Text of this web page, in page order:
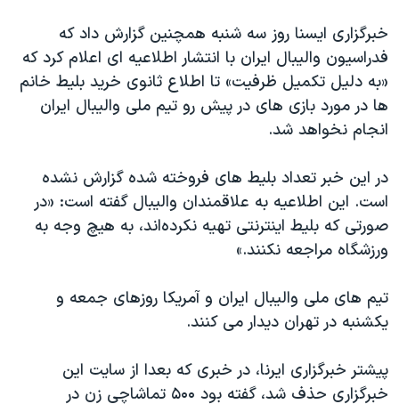
خبرگزاری ایسنا روز سه شنبه همچنین گزارش داد که
فدراسیون والیبال ایران با انتشار اطلاعیه ای اعلام کرد که
«به دلیل تکمیل ظرفیت» تا اطلاع ثانوی خرید بلیط خانم
ها در مورد بازی های در پیش رو تیم ملی والیبال ایران
انجام نخواهد شد.
در این خبر تعداد بلیط های فروخته شده گزارش نشده
است. این اطلاعیه به علاقمندان والیبال گفته است: «در
صورتی که بلیط اینترنتی تهیه نکرده‌اند، به هیچ وجه به
ورزشگاه مراجعه نکنند.»
تیم های ملی والیبال ایران و آمریکا روزهای جمعه و
یکشنبه در تهران دیدار می کنند.
پیشتر خبرگزاری ایرنا، در خبری که بعدا از سایت این
خبرگزاری حذف شد، گفته بود ۵۰۰ تماشاچی زن در